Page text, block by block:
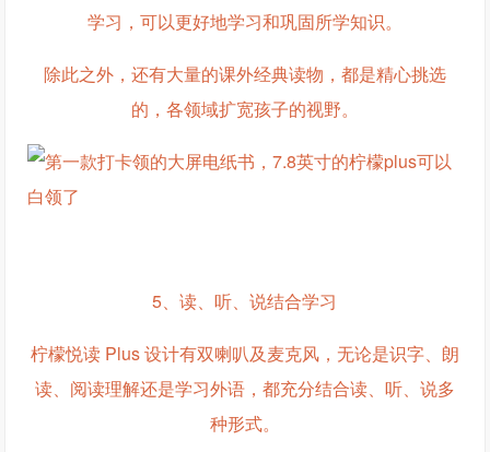
学习，可以更好地学习和巩固所学知识。
除此之外，还有大量的课外经典读物，都是精心挑选
的，各领域扩宽孩子的视野。
5、读、听、说结合学习
柠檬悦读 Plus 设计有双喇叭及麦克风，无论是识字、朗
读、阅读理解还是学习外语，都充分结合读、听、说多
种形式。